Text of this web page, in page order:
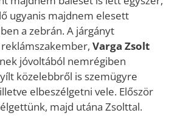
ugyanis majdnem elesett
a zebrán. A járgányt
Varga Zsolt
jóvoltából nemrégiben
közelebbről is szemügyre
elbeszélgetni vele. Először
majd utána Zsolttal.